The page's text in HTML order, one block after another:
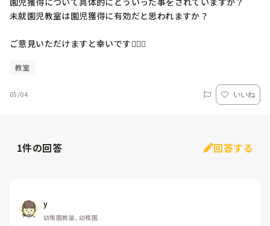
未就園児教室は園児獲得に有効だと思われますか？
ご意見いただけますと幸いです🙇🏻‍♀️
教室
05/04 いいね
1件の回答 回答する
y
幼稚園教諭, 幼稚園